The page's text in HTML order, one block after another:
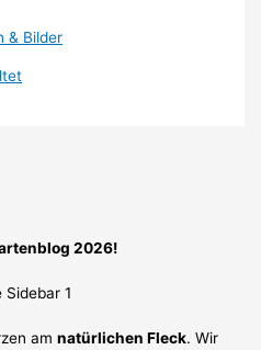
& Bilder
2026!
amnatürlichen Fleck. Wir